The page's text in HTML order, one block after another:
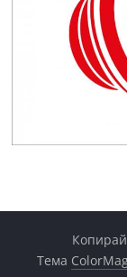
Тема